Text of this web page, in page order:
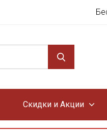
Скидки и Акции